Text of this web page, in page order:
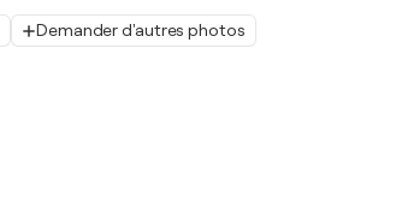
Demander d'autres photos